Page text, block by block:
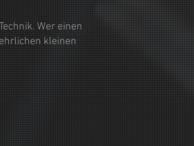
Wer einen
kleinen